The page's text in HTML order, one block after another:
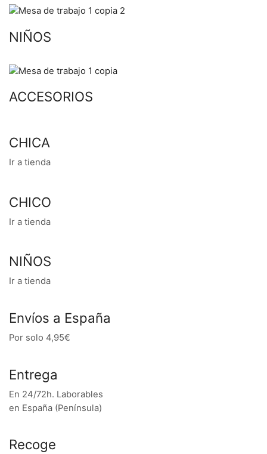
NIÑOS
ACCESORIOS
CHICA
Ir a tienda
CHICO
Ir a tienda
NIÑOS
Ir a tienda
Envíos a España
Por solo 4,95€
Entrega
En 24/72h. Laborables
en España (Península)
Recoge